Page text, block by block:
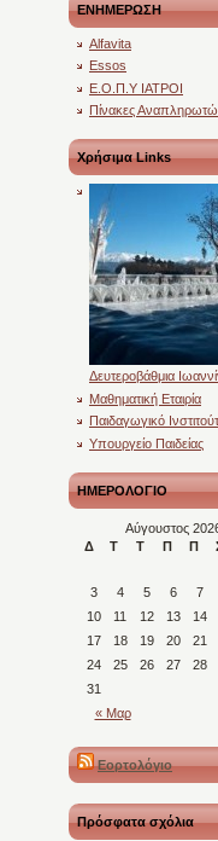
ΕΝΗΜΕΡΩΣΗ
Alfavita
Essos
Ε.Ο.Π.Υ ΙΑΤΡΟΙ
Πίνακες
Χρήσιμα Links
Δευτεροβάθμια
Μαθηματική Εταιρία
Παιδαγωγικό
Υπουργείο Παιδείας
ΗΜΕΡΟΛΟΓΙΟ
Αύγουστος
Δ
Τ Τ Π Π
« Μαρ
3 4 5 6
7
10
11 12 13
14
17
18 19 20
21
24
25 26 27
28
31
Εορτολόγιο
Πρόσφατα σχόλια